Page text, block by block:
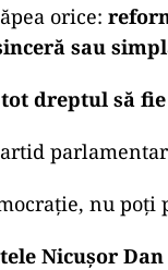
orice:
sau
tot dreptul să
nu poți
Nicușor